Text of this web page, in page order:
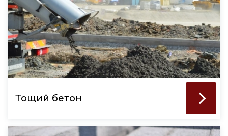
Тощий бетон